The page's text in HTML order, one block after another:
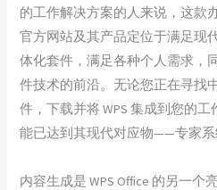
的工作解决方案的人来说，这款
官方网站及其产品定位于满足现
体化套件，满足各种个人需求，
件技术的前沿。无论您正在寻找
件，下载并将 WPS 集成到您的
能已达到其现代对应物——专家系
内容生成是 WPS Office 的另一个